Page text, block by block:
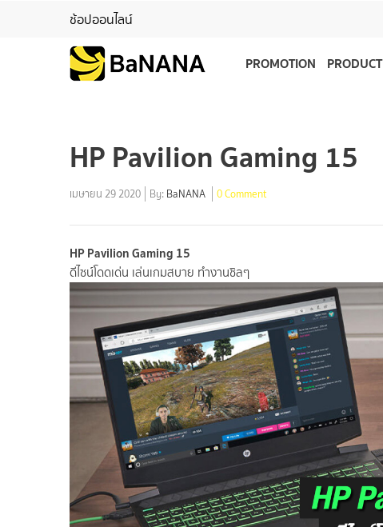
ช้อปออนไลน์
PROMOTION PRODUCT
HP Pavilion Gaming 15
เมษายน 29 2020 By: BaNANA 0 Comment
HP Pavilion Gaming 15
ดีไซน์โดดเด่น เล่นเกมสบาย ทำงานชิลๆ